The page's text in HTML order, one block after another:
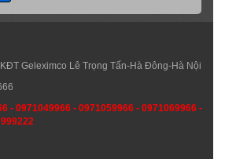
Geleximco Lê Trọng Tấn-Hà Đông-Hà Nội
- 0971049966 - 0971059966 - 0971069966 -